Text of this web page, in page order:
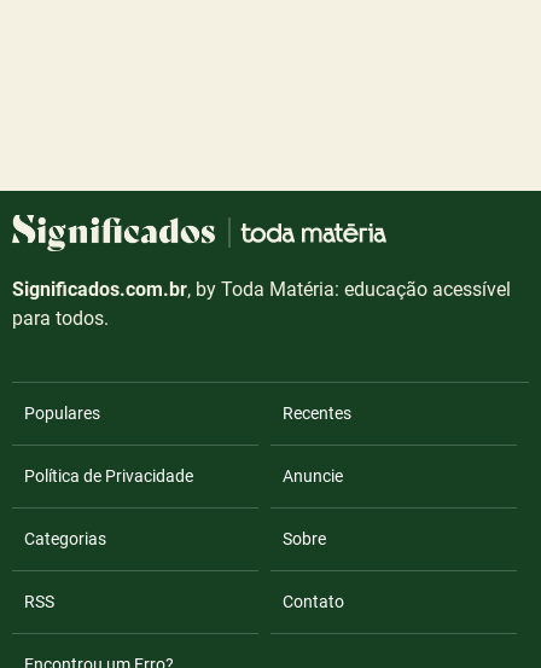
Significados.com.br, by Toda Matéria: educação acessível
para todos.
Populares Recentes
Política de Privacidade Anuncie
Categorias Sobre
RSS Contato